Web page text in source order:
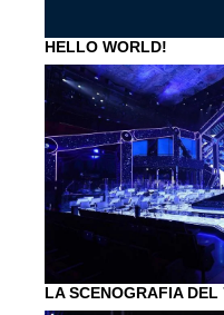
HELLO WORLD!
LA SCENOGRAFIA DEL